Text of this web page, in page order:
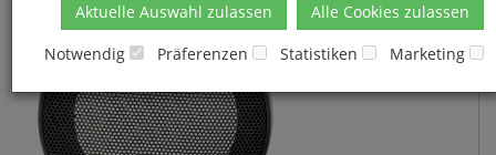
Aktuelle Auswahl zulassen
Alle Cookies zulassen
Notwendig
Präferenzen Statistiken Marketing